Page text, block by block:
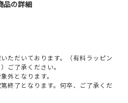
品の詳細
ただいております。（有料ラッピン
ご了承ください。
外となります。
終了となります。何卒、ご了承くだ